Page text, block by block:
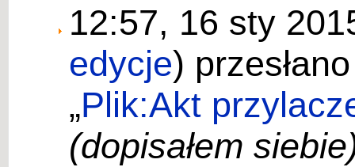
12:57, 16 sty
edycje)
„Plik:Akt
(dopisałem